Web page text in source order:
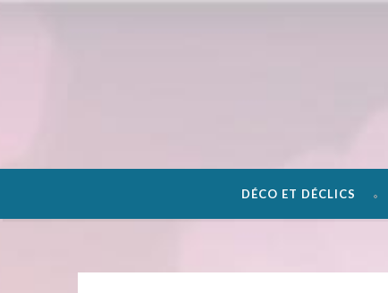
DÉCO ET DÉCLICS